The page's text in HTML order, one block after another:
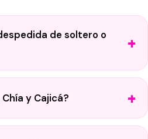
de soltero o
y Cajicá?